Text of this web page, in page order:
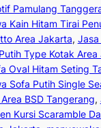
Pamulang
Kain Hitam Tirai
Area Jakarta, Jasa
Type Kotak
Oval Hitam Seting
Sofa Putih Single
BSD Tangerang,
Kursi Scaramble